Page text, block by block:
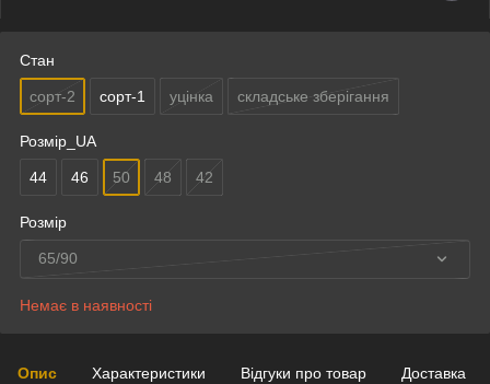
Стан
сорт-2 сорт-1 уцінка складське зберігання
Розмір_UA
44 46 50 48 42
Розмір
65/90
Немає в наявності
Опис Характеристики Відгуки про товар Доставка